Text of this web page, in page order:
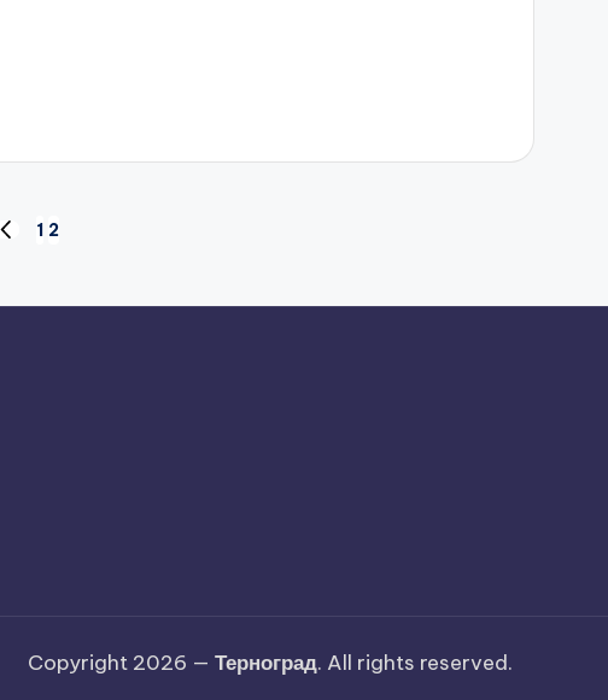
1 2
Copyright 2026 — Терноград. All rights reserved.